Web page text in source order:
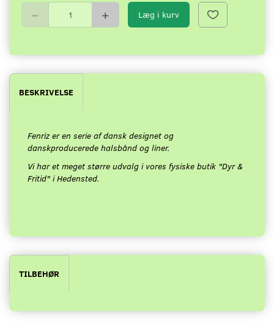
Læg i kurv
BESKRIVELSE
Fenriz er en serie af dansk designet og
danskproducerede halsbånd og liner.
Vi har et meget større udvalg i vores fysiske butik "Dyr &
Fritid" i Hedensted.
TILBEHØR